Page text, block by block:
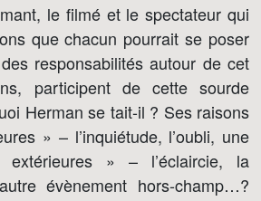
le filmé et le spectateur qui
que chacun pourrait se poser
responsabilités autour de cet
participent de cette sourde
Herman se tait-il ? Ses raisons
» – l’inquiétude, l’oubli, une
» – l’éclaircie, la
évènement hors-champ…?